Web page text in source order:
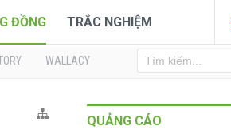
ĐỒNG TRẮC NGHIỆM
WALLACY
QUẢNG CÁO